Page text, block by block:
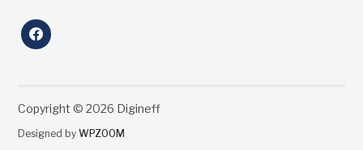
facebook
Copyright © 2026 Digineff
Designed byWPZOOM